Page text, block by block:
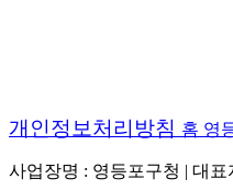
개인정보처리방침 홈 영
사업장명 : 영등포구청 | 대표